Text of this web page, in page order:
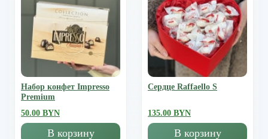
Набор конфет Impresso
Premium
50.00 BYN
В корзину
Сердце Raffaello S
135.00 BYN
В корзину